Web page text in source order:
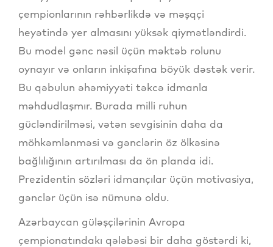
çempionlarının rəhbərlikdə və məşqçi
heyətində yer almasını yüksək qiymətləndirdi.
Bu model gənc nəsil üçün məktəb rolunu
oynayır və onların inkişafına böyük dəstək verir.
Bu qəbulun əhəmiyyəti təkcə idmanla
məhdudlaşmır. Burada milli ruhun
gücləndirilməsi, vətən sevgisinin daha da
möhkəmlənməsi və gənclərin öz ölkəsinə
bağlılığının artırılması da ön planda idi.
Prezidentin sözləri idmançılar üçün motivasiya,
gənclər üçün isə nümunə oldu.
Azərbaycan güləşçilərinin Avropa
çempionatındakı qələbəsi bir daha göstərdi ki,